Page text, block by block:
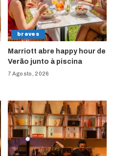
breves
Marriott abre happy hour de
Verão junto à piscina
7 Agosto, 2026